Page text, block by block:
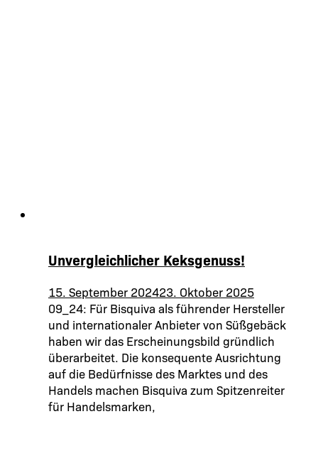
Unvergleichlicher Keksgenuss!
15. September 202423. Oktober 2025
09_24: Für Bisquiva als führender Hersteller
und internationaler Anbieter von Süßgebäck
haben wir das Erscheinungsbild gründlich
überarbeitet. Die konsequente Ausrichtung
auf die Bedürfnisse des Marktes und des
Handels machen Bisquiva zum Spitzenreiter
für Handelsmarken,